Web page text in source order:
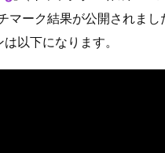
マーク結果が公開されまし
以下になります。